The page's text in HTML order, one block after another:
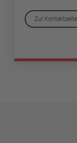
Zur Kontaktseite